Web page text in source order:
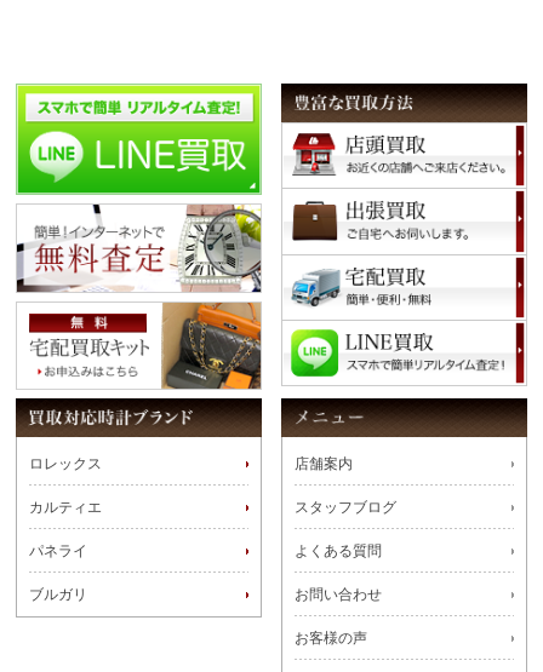
ロレックス
カルティエ
パネライ
ブルガリ
店舗案内
スタッフブログ
よくある質問
お問い合わせ
お客様の声